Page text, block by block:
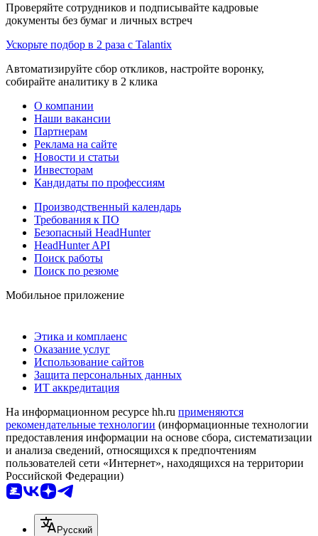
Проверяйте сотрудников и подписывайте кадровые
документы без бумаг и личных встреч
Ускорьте подбор в 2 раза с Talantix
Автоматизируйте сбор откликов, настройте воронку,
собирайте аналитику в 2 клика
О компании
Наши вакансии
Партнерам
Реклама на сайте
Новости и статьи
Инвесторам
Кандидаты по профессиям
Производственный календарь
Требования к ПО
Безопасный HeadHunter
HeadHunter API
Поиск работы
Поиск по резюме
Мобильное приложение
Этика и комплаенс
Оказание услуг
Использование сайтов
Защита персональных данных
ИТ аккредитация
На информационном ресурсе hh.ru применяются
рекомендательные технологии (информационные технологии
предоставления информации на основе сбора, систематизации
и анализа сведений, относящихся к предпочтениям
пользователей сети «Интернет», находящихся на территории
Российской Федерации)
Русский